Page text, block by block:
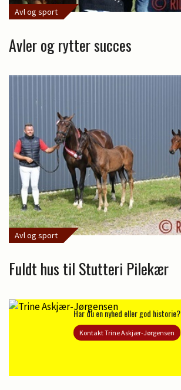
Avl og sport
Avler og rytter succes
Avl og sport
Fuldt hus til Stutteri Pilekær
Har du en nyhed eller god historie?
Kontakt Trine Askjær-Jørgensen